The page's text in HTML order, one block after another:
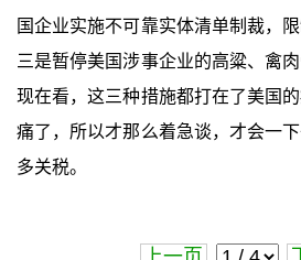
国企业实施不可靠实体清单制裁，
三是暂停美国涉事企业的高粱、禽
现在看，这三种措施都打在了美国
痛了，所以才那么着急谈，才会一
多关税。